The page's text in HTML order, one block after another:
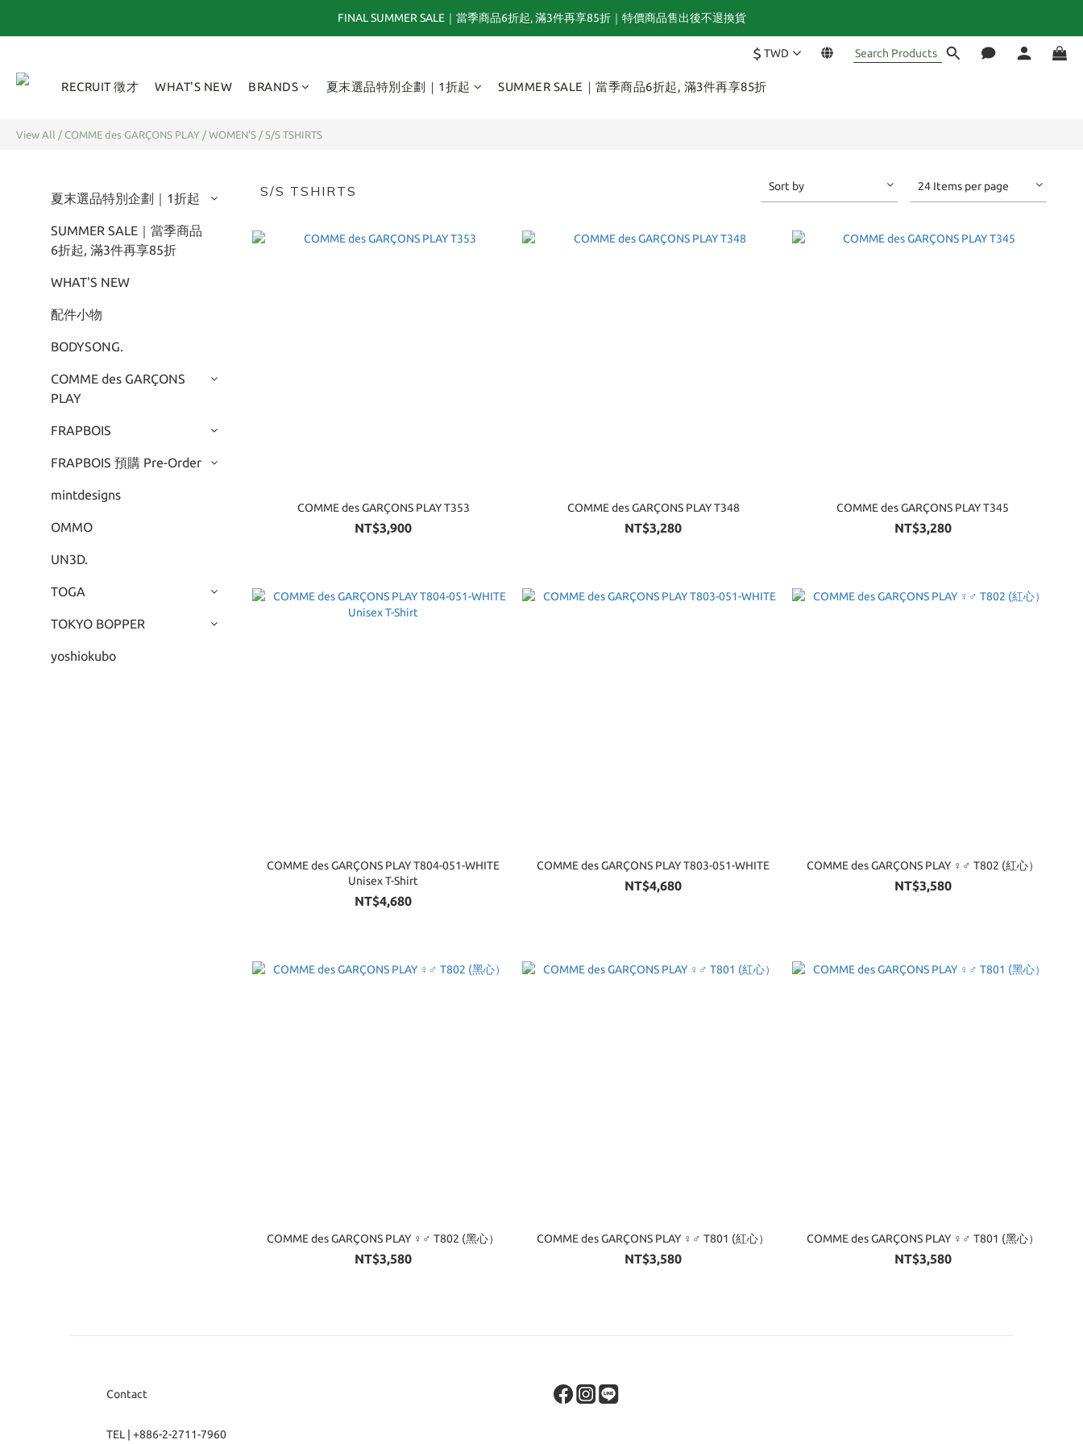
夏末選品特別企劃｜1折起｜特價商品售出後不退換貨
FINAL SUMMER SALE｜當季商品6折起, 滿3件再享85折｜特價商品售出後不退換貨
夏末選品特別企劃｜1折起｜特價商品售出後不退換貨
$ TWD
RECRUIT 徵才 WHAT'S NEW BRANDS 夏末選品特別企劃｜1折起 SUMMER SALE｜當季商品6折起, 滿3件再享85折
View All / COMME des GARÇONS PLAY / WOMEN'S / S/S TSHIRTS
夏末選品特別企劃｜1折起
SUMMER SALE｜當季商品
6折起, 滿3件再享85折
WHAT'S NEW
配件小物
BODYSONG.
COMME des GARÇONS
PLAY
FRAPBOIS
FRAPBOIS 預購 Pre-Order
mintdesigns
OMMO
UN3D.
TOGA
TOKYO BOPPER
yoshiokubo
S/S TSHIRTS Sort by 24 Items per page
COMME des GARÇONS PLAY T353
NT$3,900
COMME des GARÇONS PLAY T348
NT$3,280
COMME des GARÇONS PLAY T345
NT$3,280
COMME des GARÇONS PLAY T804-051-WHITE
Unisex T-Shirt
NT$4,680
COMME des GARÇONS PLAY T803-051-WHITE
NT$4,680
COMME des GARÇONS PLAY ♀♂ T802 (紅心）
NT$3,580
COMME des GARÇONS PLAY ♀♂ T802 (黑心）
NT$3,580
COMME des GARÇONS PLAY ♀♂ T801 (紅心）
NT$3,580
COMME des GARÇONS PLAY ♀♂ T801 (黑心）
NT$3,580
Contact
TEL | +886-2-2711-7960